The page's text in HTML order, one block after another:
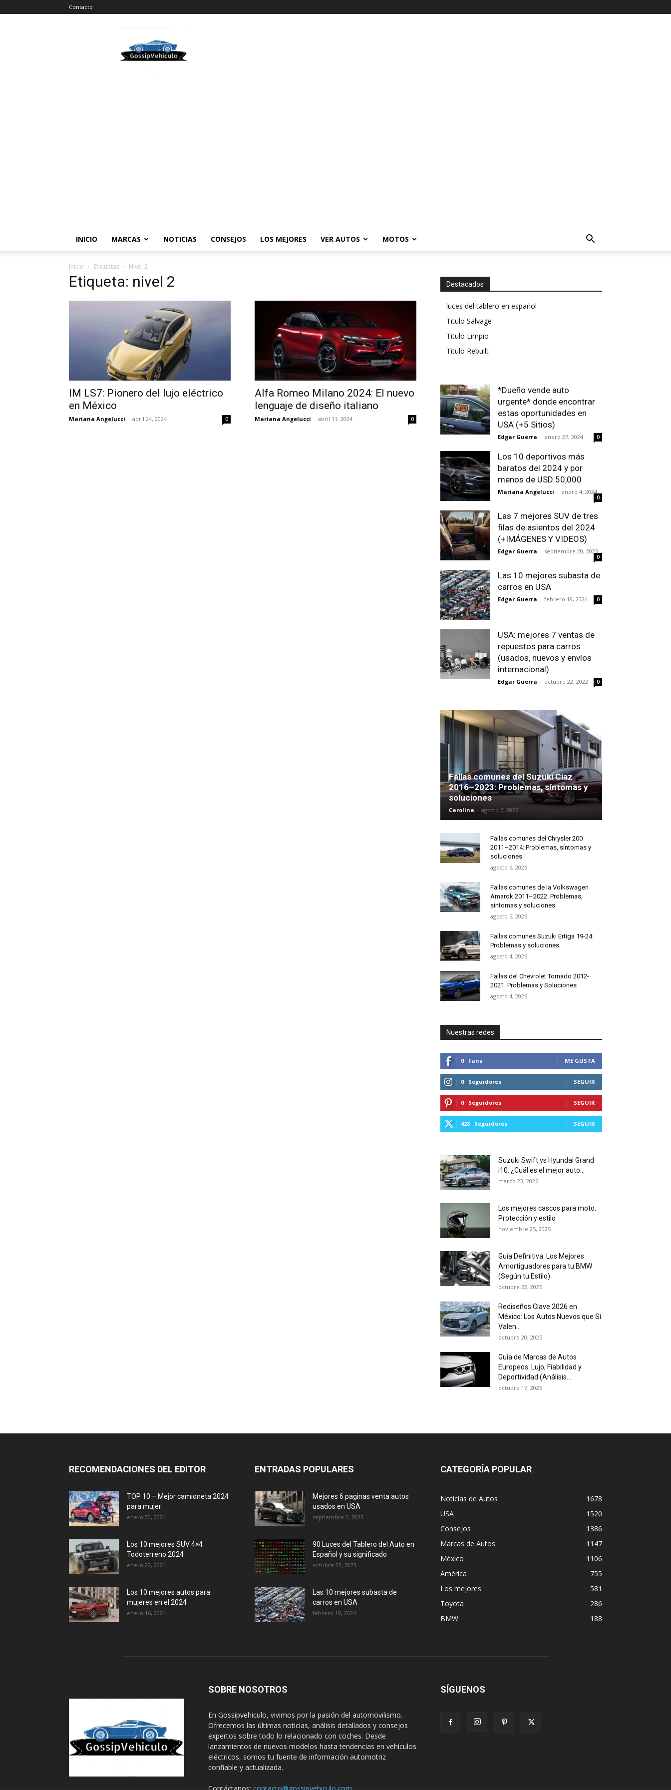
Contacto
Vehiculos
INICIO MARCAS NOTICIAS CONSEJOS LOS MEJORES VER AUTOS MOTOS
Inicio Etiquetas Nivel 2
Etiqueta: nivel 2
IM LS7: Pionero del lujo eléctrico
en México
Mariana Angelucci - abril 24, 2024 0
Alfa Romeo Milano 2024: El nuevo
lenguaje de diseño italiano
Mariana Angelucci - abril 11, 2024 0
Destacados
luces del tablero en español
Titulo Salvage
Titulo Limpio
Titulo Rebuilt
*Dueño vende auto
urgente* donde encontrar
estas oportunidades en
USA (+5 Sitios)
Edgar Guerra - enero 27, 2024 0
Los 10 deportivos más
baratos del 2024 y por
menos de USD 50,000
Mariana Angelucci - enero 4, 2024
0
Las 7 mejores SUV de tres
filas de asientos del 2024
(+IMÁGENES Y VIDEOS)
Edgar Guerra - septiembre 20, 2023
0
Las 10 mejores subasta de
carros en USA
Edgar Guerra - febrero 19, 2024 0
USA: mejores 7 ventas de
repuestos para carros
(usados, nuevos y envíos
internacional)
Edgar Guerra - octubre 22, 2022 0
Fallas comunes del Suzuki Ciaz
2016–2023: Problemas, síntomas y
soluciones
Carolina - agosto 7, 2026
Fallas comunes del Chrysler 200
2011–2014: Problemas, síntomas y
soluciones
agosto 6, 2026
Fallas comunes de la Volkswagen
Amarok 2011–2022: Problemas,
síntomas y soluciones
agosto 5, 2026
Fallas comunes Suzuki Ertiga 19-24:
Problemas y soluciones
agosto 4, 2026
Fallas del Chevrolet Tornado 2012-
2021: Problemas y Soluciones
agosto 4, 2026
Nuestras redes
0 Fans ME GUSTA
0 Seguidores SEGUIR
0 Seguidores SEGUIR
428 Seguidores SEGUIR
Suzuki Swift vs Hyundai Grand
i10: ¿Cuál es el mejor auto...
marzo 23, 2026
Los mejores cascos para moto:
Protección y estilo
noviembre 25, 2025
Guía Definitiva: Los Mejores
Amortiguadores para tu BMW
(Según tu Estilo)
octubre 22, 2025
Rediseños Clave 2026 en
México: Los Autos Nuevos que Sí
Valen...
octubre 20, 2025
Guía de Marcas de Autos
Europeos: Lujo, Fiabilidad y
Deportividad (Análisis...
octubre 17, 2025
RECOMENDACIONES DEL EDITOR
TOP 10 – Mejor camioneta 2024
para mujer
enero 30, 2024
Los 10 mejores SUV 4×4
Todoterreno 2024
enero 22, 2024
Los 10 mejores autos para
mujeres en el 2024
enero 16, 2024
ENTRADAS POPULARES
Mejores 6 paginas venta autos
usados en USA
septiembre 2, 2023
90 Luces del Tablero del Auto en
Español y su significado
octubre 22, 2023
Las 10 mejores subasta de
carros en USA
febrero 19, 2024
CATEGORÍA POPULAR
Noticias de Autos
1678
USA
1520
Consejos
1386
Marcas de Autos
1147
México
1106
América
755
Los mejores
581
Toyota
286
BMW
188
SOBRE NOSOTROS
En Gossipvehiculo, vivimos por la pasión del automovilismo.
Ofrecemos las últimas noticias, análisis detallados y consejos
expertos sobre todo lo relacionado con coches. Desde
lanzamientos de nuevos modelos hasta tendencias en vehículos
eléctricos, somos tu fuente de información automotriz
confiable y actualizada.
SÍGUENOS